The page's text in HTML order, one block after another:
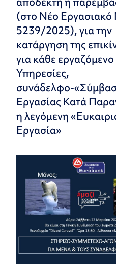
(στο Νέο
5239/2025), για την
κατάργηση της
για κάθε εργαζόμενο
Υπηρεσίες,
συνάδελφο-
Εργασίας Κατά
η λεγόμενη
Εργασία»